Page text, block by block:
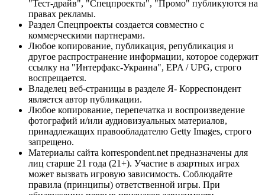
"Тест-драйв", "Спецпроекты", "Промо" публикуются на
правах рекламы.
Раздел Спецпроекты создается совместно с
коммерческими партнерами.
Любое копирование, публикация, републикация и
другое распространение информации, которое содержит
ссылку на "Интерфакс-Украина", EPA / UPG, строго
воспрещается.
Владелец веб-страницы в разделе Я- Корреспондент
является автор публикации.
Любое копирование, перепечатка и воспроизведение
фотографий и/или аудиовизуальных материалов,
принадлежащих правообладателю Getty Images, строго
запрещено.
Материалы сайта korrespondent.net предназначены для
лиц старше 21 года (21+). Участие в азартных играх
может вызвать игровую зависимость. Соблюдайте
правила (принципы) ответственной игры. При